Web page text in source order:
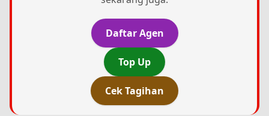
Daftar Agen
Top Up
Cek Tagihan